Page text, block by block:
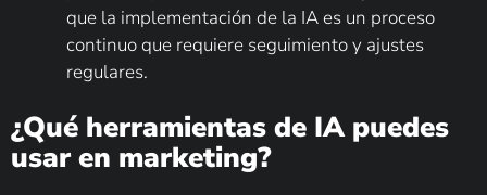
que la implementación de la IA es un proceso
continuo que requiere seguimiento y ajustes
regulares.
¿Qué herramientas de IA puedes
usar en marketing?